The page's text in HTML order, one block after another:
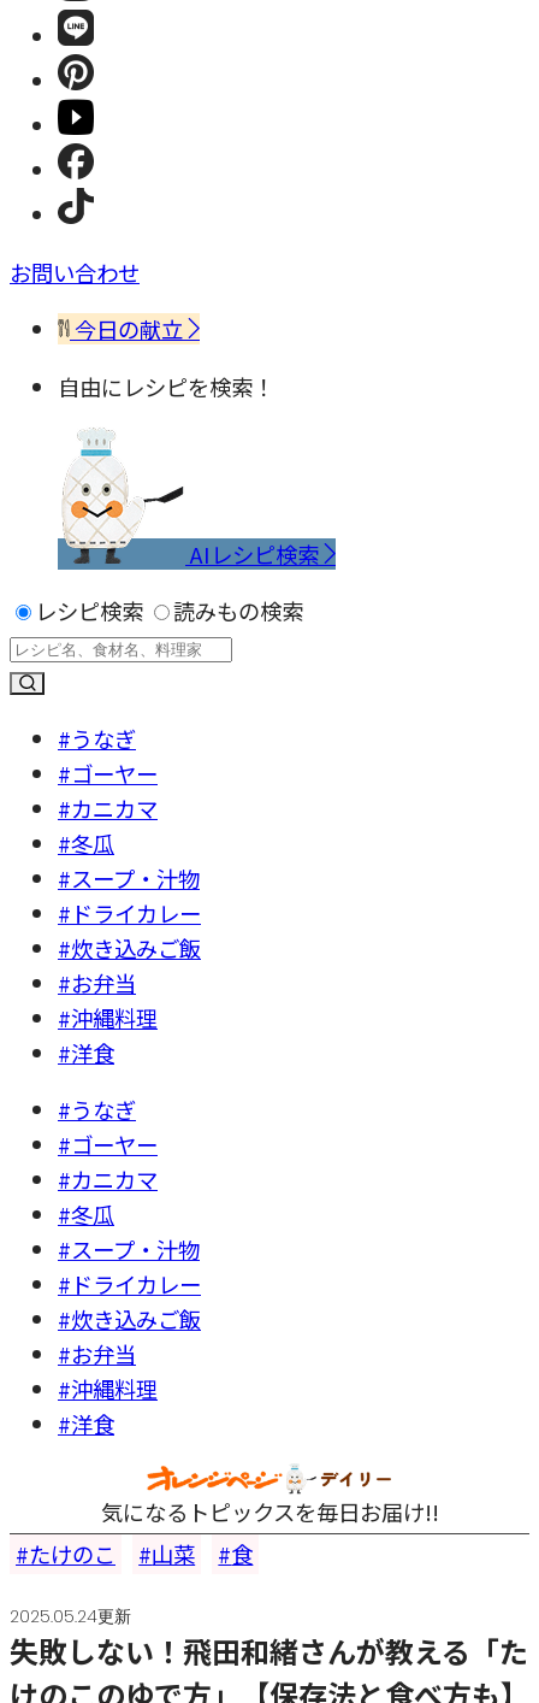
お問い合わせ
今日の献立
自由にレシピを検索！
AIレシピ検索
レシピ検索
読みもの検索
#うなぎ
#ゴーヤー
#カニカマ
#冬瓜
#スープ・汁物
#ドライカレー
#炊き込みご飯
#お弁当
#沖縄料理
#洋食
#うなぎ
#ゴーヤー
#カニカマ
#冬瓜
#スープ・汁物
#ドライカレー
#炊き込みご飯
#お弁当
#沖縄料理
#洋食
気になるトピックスを毎日お届け!!
たけのこ
山菜 食
2025.05.24更新
失敗しない！飛田和緒さんが教える「た
けのこのゆで方」【保存法と食べ方も】